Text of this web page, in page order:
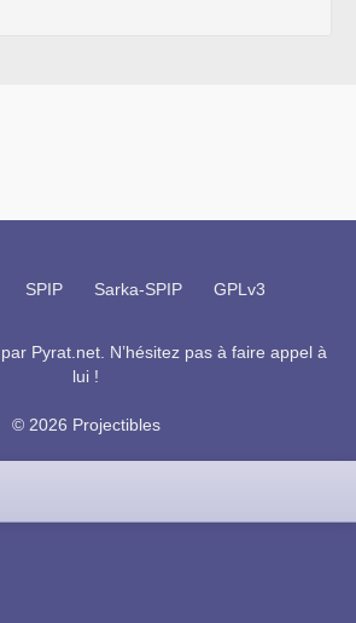
SPIP Sarka-SPIP GPLv3
Pyrat.net. N’hésitez pas à faire appel à
lui !
© 2026 Projectibles